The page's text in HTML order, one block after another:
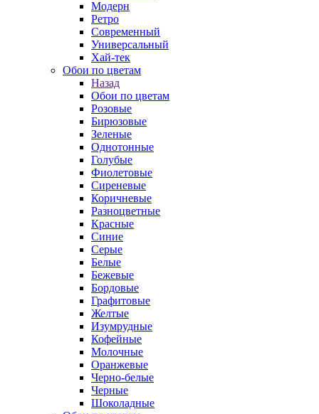
Модерн
Ретро
Современный
Универсальный
Хай-тек
Обои по цветам
Назад
Обои по цветам
Розовые
Бирюзовые
Зеленые
Однотонные
Голубые
Фиолетовые
Сиреневые
Коричневые
Разноцветные
Красные
Синие
Серые
Белые
Бежевые
Бордовые
Графитовые
Желтые
Изумрудные
Кофейные
Молочные
Оранжевые
Черно-белые
Черные
Шоколадные